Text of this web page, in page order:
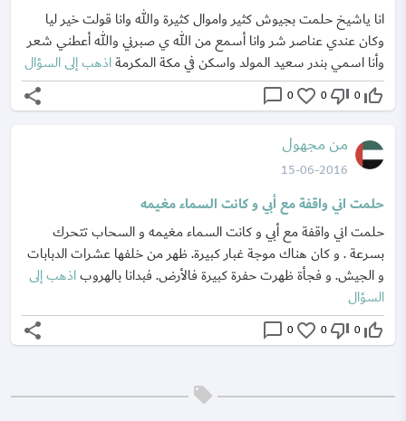
انا ياشيخ حلمت بجيوش كثير واموال كثيرة والله وانا قولت خير ليا
وكان عندي عناصر شر وانا أسمع من الله ي صبرني والله أعطني شعر
وأنا اسمي بندر سعيد المولد واسكن في مكة المكرمةاذهب إلى السؤال
thumb_up_off_alt
0
thumb_down_off_alt
0
favorite_border
0
chat_bubble_outline
share
من مجهول
15-06-2016
حلمت اني واقفة مع أبي و كانت السماء مغيمه
حلمت اني واقفة مع أبي و كانت السماء مغيمه و السحاب تتحرك
بسرعة . و كان هناك موجة غبار كبيرة. ظهر من خلفها عشرات الدبابات
و الجيش. و فجأة ظهرت حفرة كبيرة فالأرض. فبدانا بالهروباذهب إلى
السؤال
thumb_up_off_alt
0
thumb_down_off_alt
0
favorite_border
0
chat_bubble_outline
share